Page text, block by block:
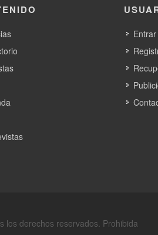
Entrar
los derechos reservados. Prohibida